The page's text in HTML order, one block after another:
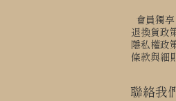
會員獨享
退換貨政
隱私權政
條款與細
聯絡我